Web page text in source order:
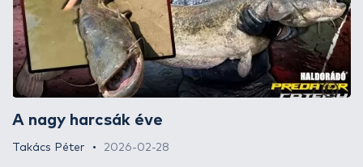
Most is így tettem! A fő rendező, AZ ÉLET, azonban másként
gondolta mindezt…!
A nagy harcsák éve
Takács Péter 2026-02-28